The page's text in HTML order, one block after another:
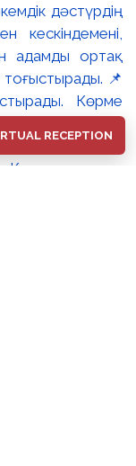
дәстүрдің
кескіндемені,
адамды ортақ
тоғыстырады. 📌
Көрме
RECEPTION